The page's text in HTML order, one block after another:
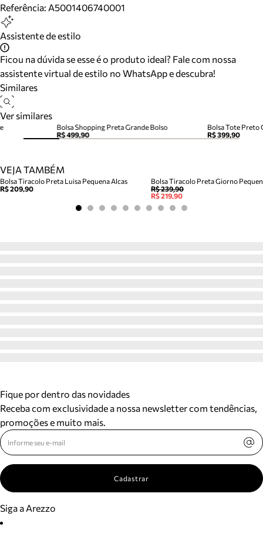
Referência: A5001406740001
Assistente de estilo
Ficou na dúvida se esse é o produto ideal? Fale com nossa
assistente virtual de estilo no WhatsApp e descubra!
Similares
Ver similares
Bolsa Shopping Preta Grande Bolso
R$ 499,90
Bolsa Tote Preto
R$ 399,90
VEJA TAMBÉM
Bolsa Tiracolo Preta Luisa Pequena Alcas
R$ 209,90
Bolsa Tiracolo Preta Giorno
R$ 239,90
R$ 219,90
Fique por dentro das novidades
Receba com exclusividade a nossa newsletter com tendências,
promoções e muito mais.
Cadastrar
Siga a Arezzo